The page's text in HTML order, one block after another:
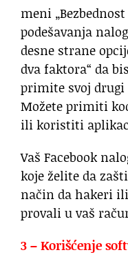
meni
podešavanja
desne strane
dva faktora“ da
primite svoj
Možete primiti
ili koristiti
Vaš Facebook
koje želite da
način da hakeri
provali u vaš
3 – Korišćenje